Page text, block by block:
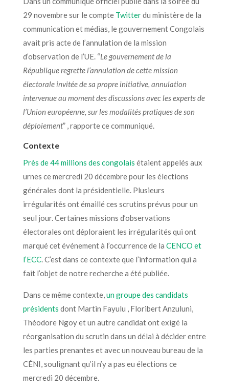
29 novembre sur le compte Twitterdu ministère de la
communication et médias, le gouvernement Congolais
avait pris acte de l’annulation de la mission
d’observation de l’UE. “Le gouvernement de la
République regrette l’annulation de cette mission
électorale invitée de sa propre initiative, annulation
intervenue au moment des discussions avec les experts de
l’Union européenne, sur les modalités pratiques de son
déploiement” , rapporte ce communiqué.
Contexte
Près de 44 millions des congolais étaient appelés aux
urnes ce mercredi 20 décembre pour les élections
générales dont la présidentielle. Plusieurs
irrégularités ont émaillé ces scrutins prévus pour un
seul jour. Certaines missions d’observations
électorales ont déploraient les irrégularités qui ont
marqué cet événement à l’occurrence de la CENCO et
l’ECC. C’est dans ce contexte que l’information qui a
fait l’objet de notre recherche a été publiée.
Dans ce même contexte,un groupe des candidats
présidents dont Martin Fayulu , Floribert Anzuluni,
Théodore Ngoy et un autre candidat ont exigé la
réorganisation du scrutin dans un délai à décider entre
les parties prenantes et avec un nouveau bureau de la
CÉNI, soulignant qu’il n’y a pas eu élections ce
mercredi 20 décembre.